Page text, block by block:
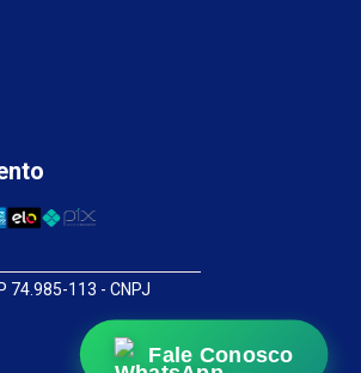
74.985-113 - CNPJ
Fale Conosco